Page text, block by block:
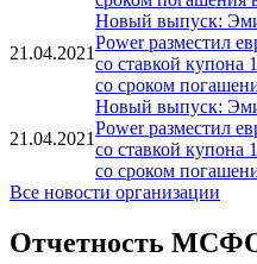
22.07.2022
Новый выпуск:
Power разместил
со ставкой купона
сроком погашения
21.04.2021
Новый выпуск:
Power разместил
со ставкой купона
со сроком
Новый выпуск:
со ставкой
со сроком